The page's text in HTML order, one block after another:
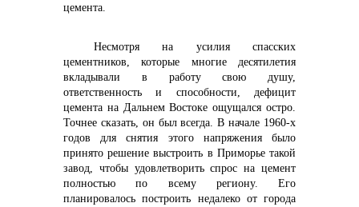
Контакты
цемента.
Несмотря на усилия спасских
цементников, которые многие десятилетия
вкладывали в работу свою душу,
ответственность и способности, дефицит
цемента на Дальнем Востоке ощущался остро.
Точнее сказать, он был всегда. В начале 1960-х
годов для снятия этого напряжения было
принято решение выстроить в Приморье такой
завод, чтобы удовлетворить спрос на цемент
полностью по всему региону. Его
планировалось построить недалеко от города